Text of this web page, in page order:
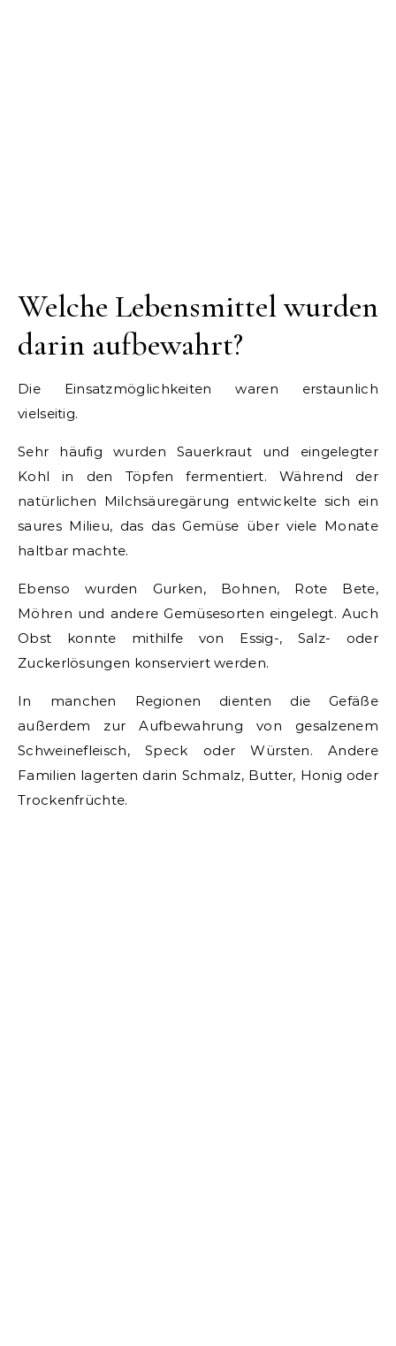
Welche Lebensmittel wurden
darin aufbewahrt?
Die Einsatzmöglichkeiten waren erstaunlich
vielseitig.
Sehr häufig wurden Sauerkraut und eingelegter
Kohl in den Töpfen fermentiert. Während der
natürlichen Milchsäuregärung entwickelte sich ein
saures Milieu, das das Gemüse über viele Monate
haltbar machte.
Ebenso wurden Gurken, Bohnen, Rote Bete,
Möhren und andere Gemüsesorten eingelegt. Auch
Obst konnte mithilfe von Essig-, Salz- oder
Zuckerlösungen konserviert werden.
In manchen Regionen dienten die Gefäße
außerdem zur Aufbewahrung von gesalzenem
Schweinefleisch, Speck oder Würsten. Andere
Familien lagerten darin Schmalz, Butter, Honig oder
Trockenfrüchte.